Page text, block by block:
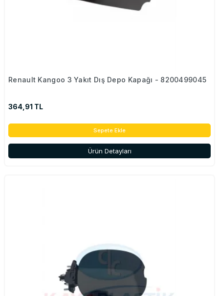
Renault Kangoo 3 Yakıt Dış Depo Kapağı - 8200499045
364,91 TL
Sepete Ekle
Ürün Detayları